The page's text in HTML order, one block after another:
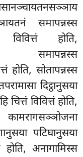
समापन्नस्स
विवित्तं होति,
समापन्नस्स
होति, सोतापन्नस्स
दिट्ठानुसया
विवित्तं होति,
पटिघानुसया
अनागामिस्स